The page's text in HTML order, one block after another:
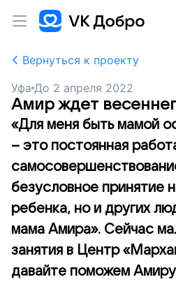
Вернуться к проекту
Уфа До 2 апреля 2022
Амир ждет
«Для меня быть мамой
– это постоянная
безусловное принятие
ребенка, но и других
мама Амира». Сейчас
занятия в Центр
давайте поможем